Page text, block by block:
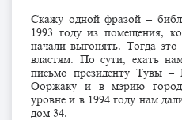
Скажу одной фразой –
1993 году из помещения,
начали выгонять. Тогда это
властям. По сути, ехать
письмо президенту Тувы
Ооржаку и в мэрию
уровне и в 1994 году нам
дом 34.